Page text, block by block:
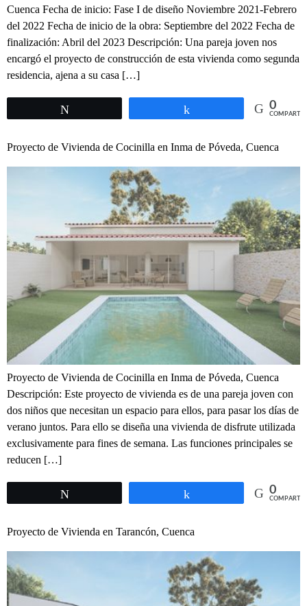
Cuenca Fecha de inicio: Fase I de diseño Noviembre 2021-Febrero
del 2022 Fecha de inicio de la obra: Septiembre del 2022 Fecha de
finalización: Abril del 2023 Descripción: Una pareja joven nos
encargó el proyecto de construcción de esta vivienda como segunda
residencia, ajena a su casa […]
0
COMPARTIR
Proyecto de Vivienda de Cocinilla en Inma de Póveda, Cuenca
Proyecto de Vivienda de Cocinilla en Inma de Póveda, Cuenca
Descripción: Este proyecto de vivienda es de una pareja joven con
dos niños que necesitan un espacio para ellos, para pasar los días de
verano juntos. Para ello se diseña una vivienda de disfrute utilizada
exclusivamente para fines de semana. Las funciones principales se
reducen […]
0
COMPARTIR
Proyecto de Vivienda en Tarancón, Cuenca